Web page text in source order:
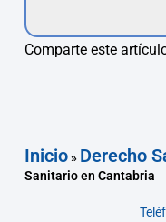
Comparte este
Inicio» Derecho
Sanitario en Cantabria